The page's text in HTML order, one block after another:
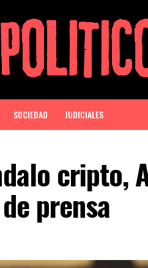
SOCIEDAD JUDICIALES
cripto,
prensa